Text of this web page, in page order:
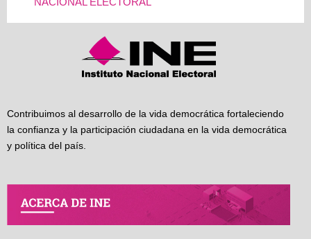
Contribuimos al desarrollo de la vida democrática fortaleciendo
la confianza y la participación ciudadana en la vida democrática
y política del país.